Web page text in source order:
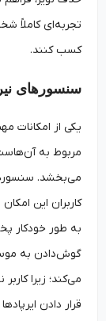
تجربه‌ای کاملاً
کسب کنند.
سنسورهای نیرو
مربوط به آن‌هاست که
کاربران این امکان
به ‌طور خودکار پخش
گوش‌‌دادن به موسیقی
می‌کند؛ زیرا کاربر
قرار دادن ایرپادها